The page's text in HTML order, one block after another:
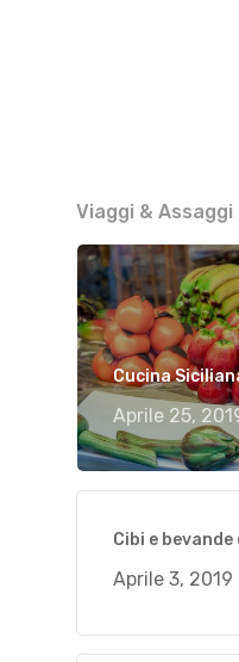
Viaggi & Assaggi
Cucina
Aprile 25,
Cibi e bevande
Aprile 3, 2019